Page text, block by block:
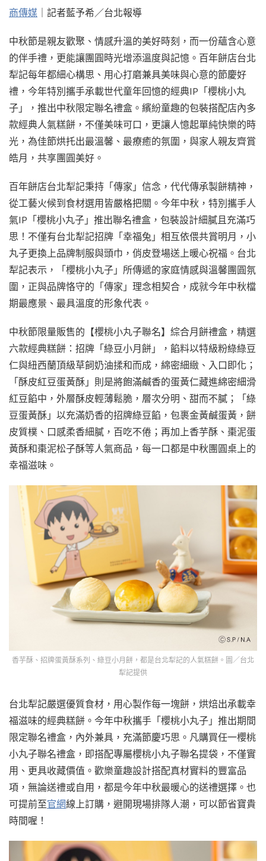
商傳媒 ｜記者藍予希／台北報導
中秋節是親友歡聚、情感升溫的美好時刻，而一份蘊含心意
的伴手禮，更能讓團圓時光增添溫度與記憶。百年餅店台北
犁記每年都細心構思、用心打磨兼具美味與心意的節慶好
禮，今年特別攜手承載世代童年回憶的經典IP「櫻桃小丸
子」，推出中秋限定聯名禮盒。繽紛童趣的包裝搭配店內多
款經典人氣糕餅，不僅美味可口，更讓人憶起單純快樂的時
光，為佳節烘托出最溫馨、最療癒的氛圍，與家人親友齊賞
皓月，共享團圓美好。
百年餅店台北犁記秉持「傳家」信念，代代傳承製餅精神，
從工藝火候到食材選用皆嚴格把關。今年中秋，特別攜手人
氣IP「櫻桃小丸子」推出聯名禮盒，包裝設計細膩且充滿巧
思！不僅有台北犁記招牌「幸福兔」相互依偎共賞明月，小
丸子更換上品牌制服與頭巾，俏皮登場送上暖心祝福。台北
犁記表示，「櫻桃小丸子」所傳遞的家庭情感與溫馨團圓氛
圍，正與品牌恪守的「傳家」理念相契合，成就今年中秋檔
期最應景、最具溫度的形象代表。
中秋節限量販售的【櫻桃小丸子聯名】綜合月餅禮盒，精選
六款經典糕餅：招牌「綠豆小月餅」，餡料以特級粉綠綠豆
仁與紐西蘭頂級草飼奶油揉和而成，綿密細緻、入口即化；
「酥皮紅豆蛋黃酥」則是將飽滿鹹香的蛋黃仁藏進綿密細滑
紅豆餡中，外層酥皮輕薄鬆脆，層次分明、甜而不膩；「綠
豆蛋黃酥」以充滿奶香的招牌綠豆餡，包裹金黃鹹蛋黃，餅
皮質樸、口感柔香細膩，百吃不倦；再加上香芋酥、棗泥蛋
黃酥和棗泥松子酥等人氣商品，每一口都是中秋團圓桌上的
幸福滋味。
香芋酥、招牌蛋黃酥系列、綠豆小月餅，都是台北犁記的人氣糕餅。圖／台北
犁記提供
台北犁記嚴選優質食材，用心製作每一塊餅，烘焙出承載幸
福滋味的經典糕餅。今年中秋攜手「櫻桃小丸子」推出期間
限定聯名禮盒，內外兼具，充滿節慶巧思。凡購買任一櫻桃
小丸子聯名禮盒，即搭配專屬櫻桃小丸子聯名提袋，不僅實
用、更具收藏價值。歡樂童趣設計搭配真材實料的豐富品
項，無論送禮或自用，都是今年中秋最暖心的送禮選擇。也
可提前至官網線上訂購，避開現場排隊人潮，可以節省寶貴
時間喔！